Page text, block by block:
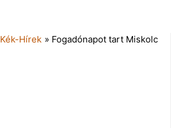
Kék-Hírek » Fogadónapot tart Miskolc